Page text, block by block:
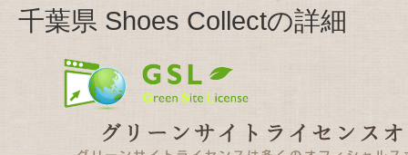
千葉県 Shoes Collectの詳細